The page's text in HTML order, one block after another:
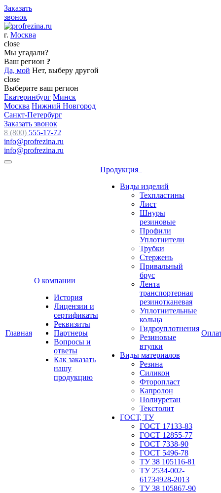
Заказать
звонок
г. Москва
close
Мы угадали?
Ваш регион ?
Да, мой Нет, выберу другой
close
Выберите ваш регион
Екатеринбург Минск
Москва Нижний Новгород
Санкт-Петербург
Заказать звонок
8 (800) 555-17-72
info@profrezina.ru
info@profrezina.ru
Главная
О компании
История
Лицензии и
сертификаты
Реквизиты
Партнеры
Вопросы и
ответы
Как заказать
нашу
продукцию
Продукция
Виды изделий
Техпластины
Лист
Шнуры
резиновые
Профили
Уплотнители
Трубки
Стержень
Привальный
брус
Лента
транспортерная
резинотканевая
Уплотнительные
кольца
Гидроуплотнения
Резиновые
втулки
Виды материалов
Резина
Силикон
Фторопласт
Капролон
Полиуретан
Текстолит
ГОСТ, ТУ
ГОСТ 17133-83
ГОСТ 12855-77
ГОСТ 7338-90
ГОСТ 5496-78
ТУ 38 105116-81
ТУ 2534-002-
61734928-2013
ТУ 38 105867-90